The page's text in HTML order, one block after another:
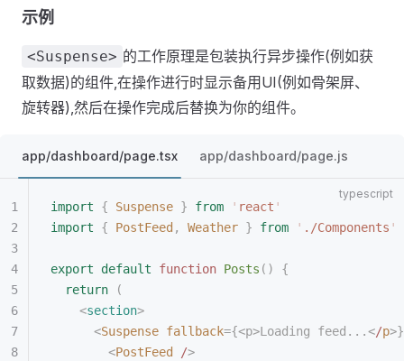
示例
<Suspense> 的工作原理是包装执行异步操作(例如获
取数据)的组件,在操作进行时显示备用UI(例如骨架屏、
旋转器),然后在操作完成后替换为你的组件。
app/dashboard/page.tsx app/dashboard/page.js
import { Suspense } from ' react '
import { PostFeed , Weather } from ' ./Components '
export default function Posts ()
{
  return
(
    <
section>
      <
Suspense fallback={<p>Loading feed...</p
        <
PostFeed />